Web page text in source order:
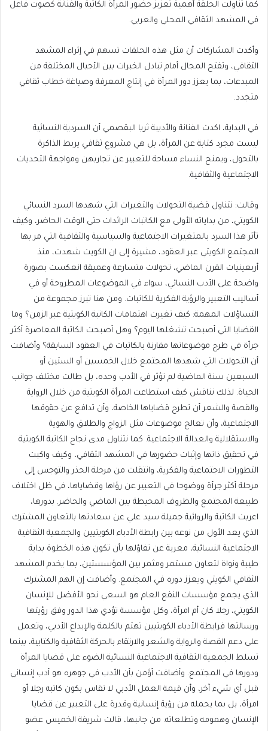
كما تناولت الحلقة أهمية تعزيز حضور المرأة الكاتبة والفنانة كصوت فاعل
في المشهد الثقافي المحلي والعربي.
وأكدت المشاركات أن مثل هذه الحلقات تسهم في إثراء المشهد
الثقافي، وتفتح المجال أمام تبادل الخبرات بين الأجيال المختلفة من
المبدعات، بما يعزز دور المرأة في إنتاج المعرفة وصياغة خطاب ثقافي
متجدد.
في البداية، اكدت الفنانة والأديبة ثريا البقصمي أن السردية النسائية
ليست مجرد كتابة عن المرأة، بل هي مشروع ثقافي يربط الذاكرة
بالتحول، ويمنح النساء مساحة للتعبير عن تجاربهن ومواجهة التحديات
الاجتماعية والثقافية.
وقالت: نتناول قضية التحولات والتغيرات التي شهدها السرد النسائي
الكويتي، من بداياته الأولى مع الكاتبات الرائدات حتى الوقت الحاضر، وكيف
تأثر هذا السرد بالمتغيرات الاجتماعية والسياسية والثقافية التي مر بها
المجتمع الكويتي عبر العقود، مشيرة إلى ان الكويت شهدت، منذ
أربعينيات القرن الماضي، تحولات متسارعة وعميقة انعكست بصورة
واضحة على الأدب النسائي، سواء في الموضوعات المطروحة أو في
أساليب التعبير والرؤية الفكرية للكاتبات. ومن هنا تبرز مجموعة من
التساؤلات المهمة: كيف تغيرت اهتمامات الكاتبة الكويتية عبر الزمن؟ وما
القضايا التي أصبحت تشغلها اليوم؟ وهل أصبحت الكاتبة المعاصرة أكثر
جرأة في طرح موضوعاتها مقارنة بالكاتبات في العقود السابقة؟ وأضافت
أن التحولات التي شهدها المجتمع خلال الخمسين أو الستين أو
السبعين سنة الماضية لم تؤثر في الأدب وحده، بل طالت مختلف جوانب
الحياة. لذلك نناقش كيف استطاعت المرأة الكويتية من خلال الرواية
والقصة والشعر أن تطرح قضاياها الخاصة، وأن تدافع عن حقوقها
الاجتماعية، وأن تعالج موضوعات مثل الزواج والطلاق والهوية
والاستقلالية والعدالة الاجتماعية. كما نتناول مدى نجاح الكاتبة الكويتية
في تحقيق ذاتها وإثبات حضورها في المشهد الثقافي، وكيف واكبت
التطورات الاجتماعية والفكرية، وانتقلت من مرحلة الحذر والتوجس إلى
مرحلة أكثر جرأة ووضوحا في التعبير عن رؤاها وقضاياها، في ظل اختلاف
طبيعة المجتمع والظروف المحيطة بين الماضي والحاضر. بدورها،
اعربت الكاتبة والروائية جميلة سيد علي عن سعادتها بالتعاون المشترك
الذي يعد الأول من نوعه بين رابطة الأدباء الكويتيين والجمعية الثقافية
الاجتماعية النسائية، معربة عن تفاؤلها بأن تكون هذه الخطوة بداية
طيبة ونواة لتعاون مستمر ومثمر بين المؤسستين، بما يخدم المشهد
الثقافي الكويتي ويعزز دوره في المجتمع. وأضافت إن الهم المشترك
الذي يجمع مؤسسات النفع العام هو السعي نحو الأفضل للإنسان
الكويتي، رجلا كان أم امرأة، وكل مؤسسة تؤدي هذا الدور وفق رؤيتها
ورسالتها فرابطة الأدباء الكويتيين تهتم بالكلمة والإبداع الأدبي، وتعمل
على دعم القصة والرواية والشعر والارتقاء بالحركة الثقافية والكتابية، بينما
تسلط الجمعية الثقافية الاجتماعية النسائية الضوء على قضايا المرأة
ودورها في المجتمع. وأضافت أؤمن بأن الأدب في جوهره هو أدب إنساني
قبل أي شيء آخر، وأن قيمة العمل الأدبي لا تقاس بكون كاتبه رجلا أو
امرأة، بل بما يحمله من رؤية إنسانية وقدرة على التعبير عن قضايا
الإنسان وهمومه وتطلعاته. من جانبها، قالت شريفة الخميس عضو